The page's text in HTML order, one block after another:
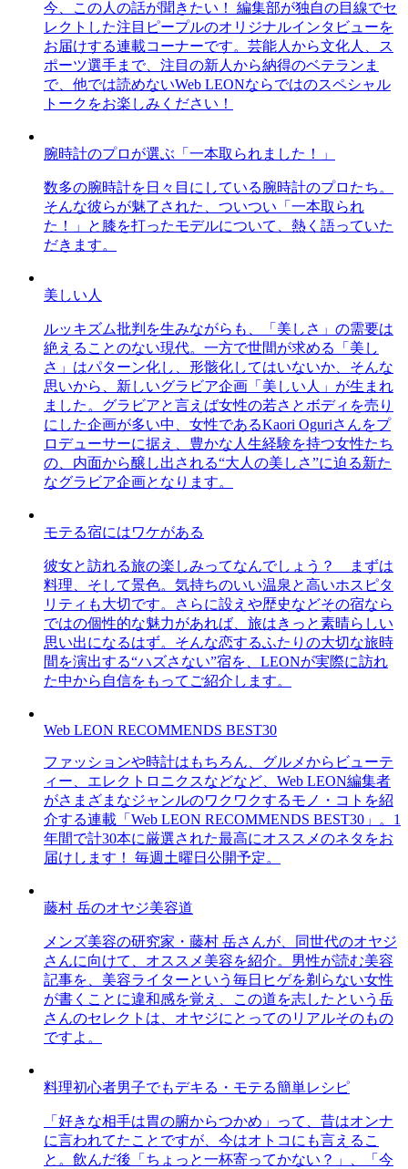
今、この人の話が聞きたい！ 編集部が独自の目線でセ
レクトした注目ピープルのオリジナルインタビューを
お届けする連載コーナーです。芸能人から文化人、ス
ポーツ選手まで、注目の新人から納得のベテランま
で、他では読めないWeb LEONならではのスペシャル
トークをお楽しみください！
腕時計のプロが選ぶ「一本取られました！」
数多の腕時計を日々目にしている腕時計のプロたち。
そんな彼らが魅了された、ついつい「一本取られ
た！」と膝を打ったモデルについて、熱く語っていた
だきます。
美しい人
ルッキズム批判を生みながらも、「美しさ」の需要は
絶えることのない現代。一方で世間が求める「美し
さ」はパターン化し、形骸化してはいないか、そんな
思いから、新しいグラビア企画「美しい人」が生まれ
ました。グラビアと言えば女性の若さとボディを売り
にした企画が多い中、女性であるKaori Oguriさんをプ
ロデューサーに据え、豊かな人生経験を持つ女性たち
の、内面から醸し出される“大人の美しさ”に迫る新た
なグラビア企画となります。
モテる宿にはワケがある
彼女と訪れる旅の楽しみってなんでしょう？ まずは
料理、そして景色。気持ちのいい温泉と高いホスピタ
リティも大切です。さらに設えや歴史などその宿なら
ではの個性的な魅力があれば、旅はきっと素晴らしい
思い出になるはず。そんな恋するふたりの大切な旅時
間を演出する“ハズさない”宿を、LEONが実際に訪れ
た中から自信をもってご紹介します。
Web LEON RECOMMENDS BEST30
ファッションや時計はもちろん、グルメからビューテ
ィー、エレクトロニクスなどなど、Web LEON編集者
がさまざまなジャンルのワクワクするモノ・コトを紹
介する連載「Web LEON RECOMMENDS BEST30」。1
年間で計30本に厳選された最高にオススメのネタをお
届けします！ 毎週土曜日公開予定。
藤村 岳のオヤジ美容道
メンズ美容の研究家・藤村 岳さんが、同世代のオヤジ
さんに向けて、オススメ美容を紹介。男性が読む美容
記事を、美容ライターという毎日ヒゲを剃らない女性
が書くことに違和感を覚え、この道を志したという岳
さんのセレクトは、オヤジにとってのリアルそのもの
ですよ。
料理初心者男子でもデキる・モテる簡単レシピ
「好きな相手は胃の腑からつかめ」って、昔はオンナ
に言われてたことですが、今はオトコにも言えるこ
と。飲んだ後「ちょっと一杯寄ってかない？」、「今